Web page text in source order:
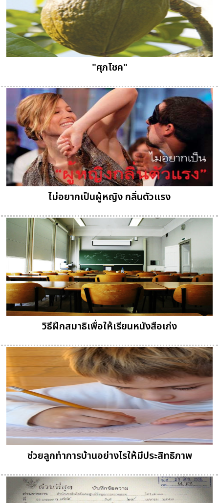
"ศุภโชค"
ไม่อยากเป็นผู้หญิง กลิ่นตัวแรง
วิธีฝึกสมาธิเพื่อให้เรียนหนังสือเก่ง
ช่วยลูกทำการบ้านอย่างไรให้มีประสิทธิภาพ